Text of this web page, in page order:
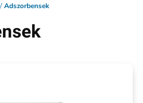
/ Adszorbensek